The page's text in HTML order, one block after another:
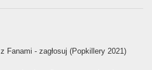
Fanami - zagłosuj (Popkillery 2021)